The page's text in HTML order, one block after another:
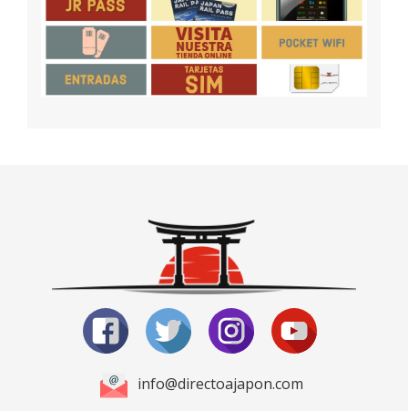
info@directoajapon.com